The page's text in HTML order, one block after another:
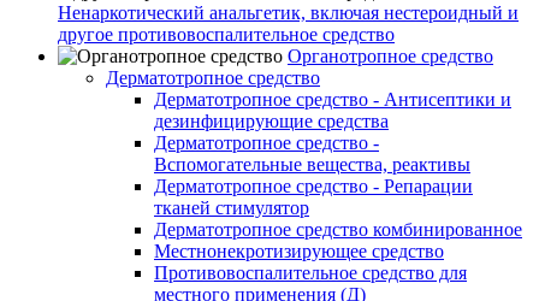
Ненаркотический анальгетик, включая нестероидный и
другое противовоспалительное средство
Органотропное средство
Дерматотропное средство
Дерматотропное средство - Антисептики и
дезинфицирующие средства
Дерматотропное средство -
Вспомогательные вещества, реактивы
Дерматотропное средство - Репарации
тканей стимулятор
Дерматотропное средство комбинированное
Местнонекротизирующее средство
Противовоспалительное средство для
местного применения (Д)